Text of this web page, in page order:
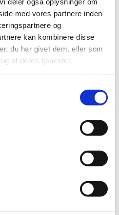
med vores partnere inden
og
kan kombinere disse
du har givet dem, eller som
af deres tjenester.
ApS kan vi tilbyde